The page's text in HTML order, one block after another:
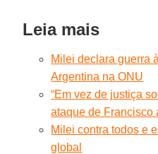
Leia mais
Milei declara guerra
Argentina na ONU
“Em vez de justiça
ataque de Francisco
Milei contra todos e
global